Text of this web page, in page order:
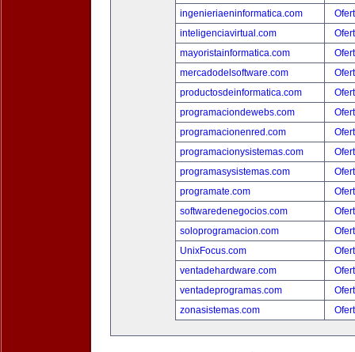
ingenieriaeninformatica.com
inteligenciavirtual.com
mayoristainformatica.com
mercadodelsoftware.com
productosdeinformatica.com
programaciondewebs.com
programacionenred.com
programacionysistemas.com
programasysistemas.com
programate.com
softwaredenegocios.com
soloprogramacion.com
UnixFocus.com
ventadehardware.com
ventadeprogramas.com
zonasistemas.com